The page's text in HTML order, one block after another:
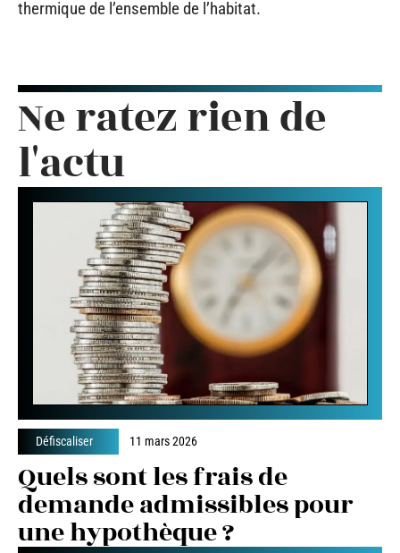
thermique de l’ensemble de l’habitat.
Ne ratez rien de
l'actu
Défiscaliser 11 mars 2026
Quels sont les frais de
demande admissibles pour
une hypothèque ?